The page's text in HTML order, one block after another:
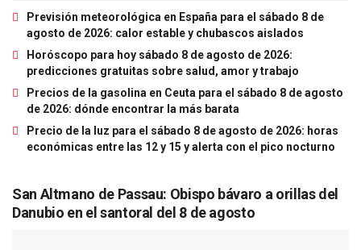
Previsión meteorológica en España para el sábado 8 de
agosto de 2026: calor estable y chubascos aislados
Horóscopo para hoy sábado 8 de agosto de 2026:
predicciones gratuitas sobre salud, amor y trabajo
Precios de la gasolina en Ceuta para el sábado 8 de agosto
de 2026: dónde encontrar la más barata
Precio de la luz para el sábado 8 de agosto de 2026: horas
económicas entre las 12 y 15 y alerta con el pico nocturno
San Altmano de Passau: Obispo bávaro a orillas del
Danubio en el santoral del 8 de agosto